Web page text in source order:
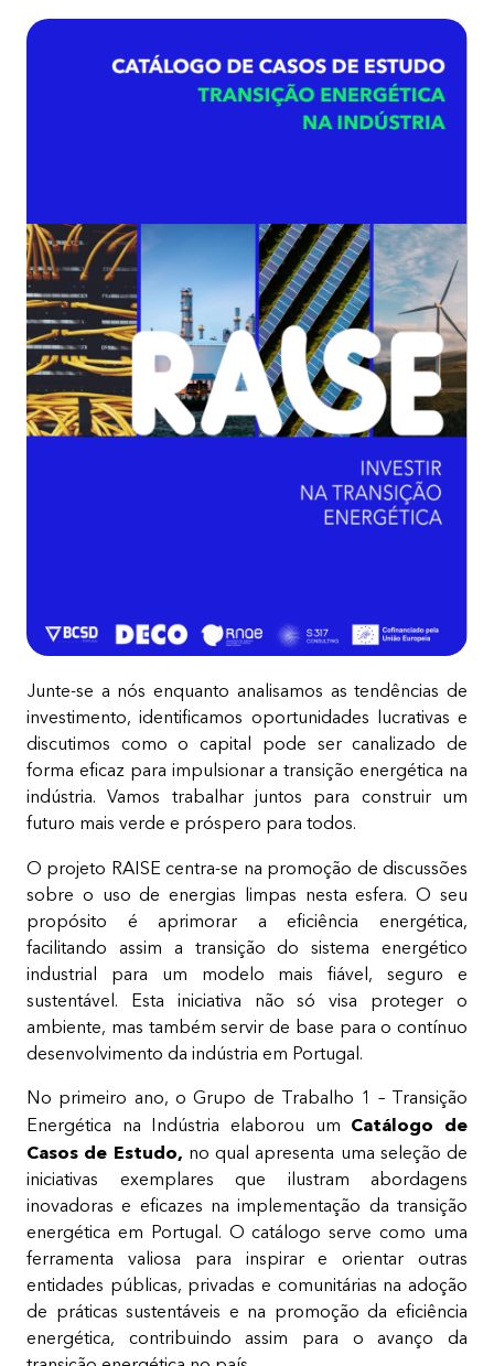
Junte-se a nós enquanto analisamos as tendências de
investimento, identificamos oportunidades lucrativas e
discutimos como o capital pode ser canalizado de
forma eficaz para impulsionar a transição energética na
indústria. Vamos trabalhar juntos para construir um
futuro mais verde e próspero para todos.
O projeto RAISE centra-se na promoção de discussões
sobre o uso de energias limpas nesta esfera. O seu
propósito é aprimorar a eficiência energética,
facilitando assim a transição do sistema energético
industrial para um modelo mais fiável, seguro e
sustentável. Esta iniciativa não só visa proteger o
ambiente, mas também servir de base para o contínuo
desenvolvimento da indústria em Portugal.
No primeiro ano, o Grupo de Trabalho 1 – Transição
Energética na Indústria elaborou um Catálogo de
Casos de Estudo, no qual apresenta uma seleção de
iniciativas exemplares que ilustram abordagens
inovadoras e eficazes na implementação da transição
energética em Portugal. O catálogo serve como uma
ferramenta valiosa para inspirar e orientar outras
entidades públicas, privadas e comunitárias na adoção
de práticas sustentáveis e na promoção da eficiência
energética, contribuindo assim para o avanço da